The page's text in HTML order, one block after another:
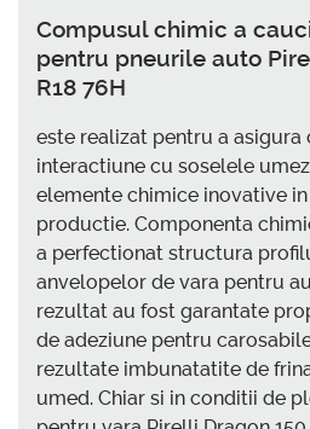
Compusul chimic a
pentru pneurile auto
R18 76H
este realizat pentru a asigura
interactiune cu soselele
elemente chimice inovative
productie. Componenta
a perfectionat structura
anvelopelor de vara pentru
rezultat au fost garantate
de adeziune pentru
rezultate imbunatatite de
umed. Chiar si in conditii de